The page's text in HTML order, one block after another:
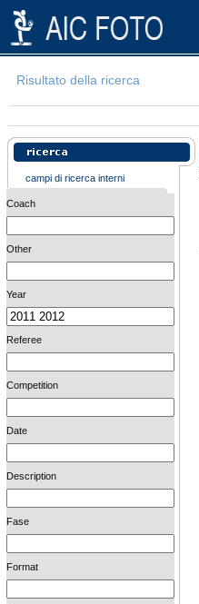
Risultato della ricerca
campi di ricerca interni
Coach
Other
Year
Referee
Competition
Date
Description
Fase
Format